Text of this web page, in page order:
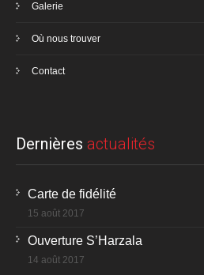
Galerie
Où nous trouver
Contact
Dernières actualités
Carte de fidélité
15 août 2017
Ouverture S’Harzala
14 août 2017